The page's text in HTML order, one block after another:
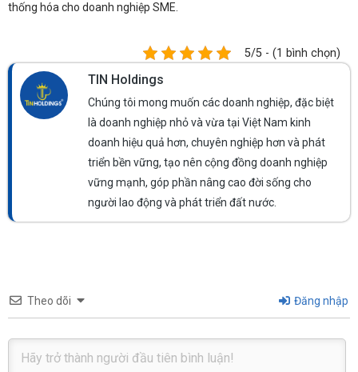
thống hóa cho doanh nghiệp SME.
5/5 - (1 bình chọn)
TIN Holdings
Chúng tôi mong muốn các doanh nghiệp, đặc biệt
là doanh nghiệp nhỏ và vừa tại Việt Nam kinh
doanh hiệu quả hơn, chuyên nghiệp hơn và phát
triển bền vững, tạo nên cộng đồng doanh nghiệp
vững mạnh, góp phần nâng cao đời sống cho
người lao động và phát triển đất nước.
Theo dõi Đăng nhập